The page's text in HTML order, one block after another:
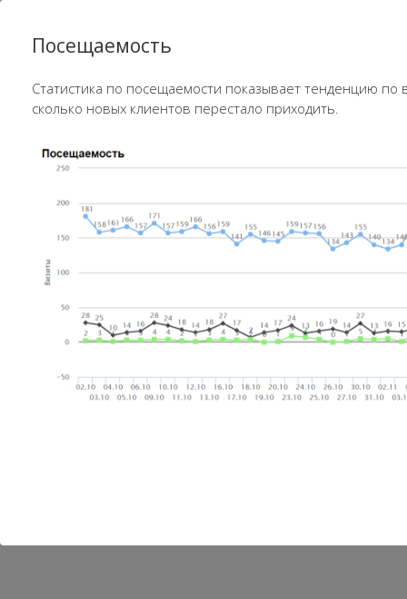
Посещаемость
Статистика по посещаемости показывает тенденцию по
сколько новых клиентов перестало приходить.